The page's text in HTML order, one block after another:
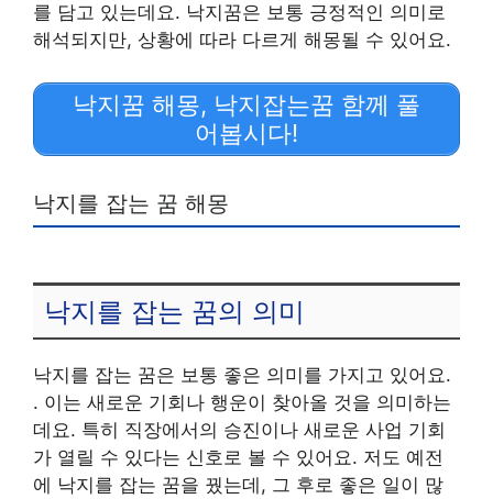
를 담고 있는데요. 낙지꿈은 보통 긍정적인 의미로
해석되지만, 상황에 따라 다르게 해몽될 수 있어요.
낙지꿈 해몽, 낙지잡는꿈 함께 풀
어봅시다!
낙지를 잡는 꿈 해몽
낙지를 잡는 꿈의 의미
낙지를 잡는 꿈은 보통 좋은 의미를 가지고 있어요.
. 이는 새로운 기회나 행운이 찾아올 것을 의미하는
데요. 특히 직장에서의 승진이나 새로운 사업 기회
가 열릴 수 있다는 신호로 볼 수 있어요. 저도 예전
에 낙지를 잡는 꿈을 꿨는데, 그 후로 좋은 일이 많